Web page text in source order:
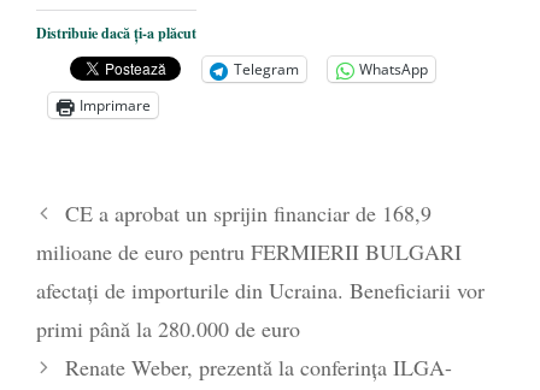
Dezvăluiri cutremurătoare despre
președintele Ucrainei, Volodymyr
Zelensky
- 13 mai 2026
Statul care servește Națiunea
poetului Octavian Goga, înlăturat din Iași
- 16 aprilie 2026
Distribuie dacă ți-a plăcut
Telegram
WhatsApp
Imprimare
CE a aprobat un sprijin financiar de 168,9
milioane de euro pentru FERMIERII BULGARI
afectați de importurile din Ucraina. Beneficiarii vor
primi până la 280.000 de euro
Renate Weber, prezentă la conferința ILGA-